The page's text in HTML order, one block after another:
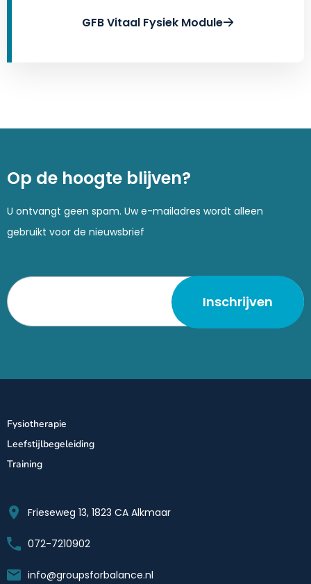
GFB Vitaal Fysiek Module
Op de hoogte blijven?
U ontvangt geen spam. Uw e-mailadres wordt alleen
gebruikt voor de nieuwsbrief
Fysiotherapie
Leefstijlbegeleiding
Training
Frieseweg 13, 1823 CA Alkmaar
072-7210902
info@groupsforbalance.nl